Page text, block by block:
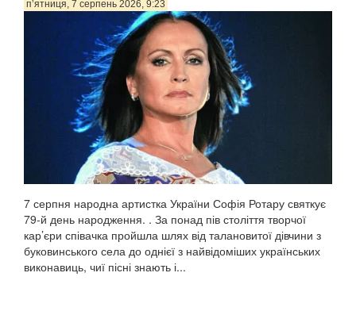
п’ятниця, 7 серпень 2026, 9:23
7 серпня народна артистка України Софія Ротару святкує
79-й день народження. . За понад пів століття творчої
кар’єри співачка пройшла шлях від талановитої дівчини з
буковинського села до однієї з найвідоміших українських
виконавиць, чиї пісні знають і...